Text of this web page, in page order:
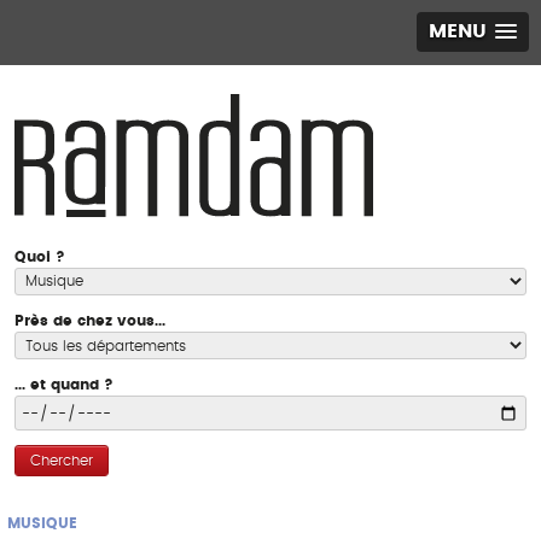
MENU
Quoi ?
Près de chez vous...
... et quand ?
Chercher
MUSIQUE